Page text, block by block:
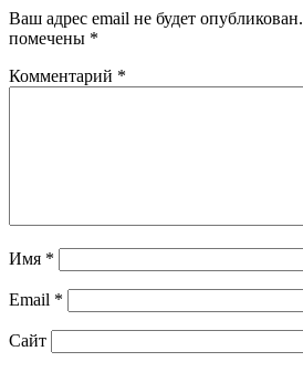
Ваш адрес email не будет опубликован.
помечены *
Комментарий *
Имя *
Email *
Сайт